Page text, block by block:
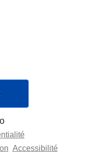
Accessibilité